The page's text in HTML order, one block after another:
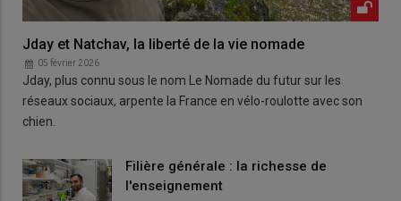
Jday et Natchav, la liberté de la vie nomade
05 février 2026
Jday, plus connu sous le nom Le Nomade du futur sur les
réseaux sociaux, arpente la France en vélo-roulotte avec son
chien.
Filière générale : la richesse de
l'enseignement